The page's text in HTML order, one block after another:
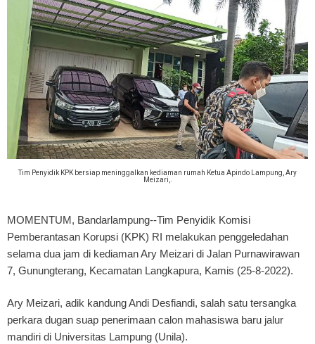
Tim Penyidik KPK bersiap meninggalkan kediaman rumah Ketua Apindo Lampung, Ary
Meizari,.
MOMENTUM, Bandarlampung--Tim Penyidik Komisi
Pemberantasan Korupsi (KPK) RI melakukan penggeledahan
selama dua jam di kediaman Ary Meizari di Jalan Purnawirawan
7, Gunungterang, Kecamatan Langkapura, Kamis (25-8-2022).
Ary Meizari, adik kandung Andi Desfiandi, salah satu tersangka
perkara dugan suap penerimaan calon mahasiswa baru jalur
mandiri di Universitas Lampung (Unila).